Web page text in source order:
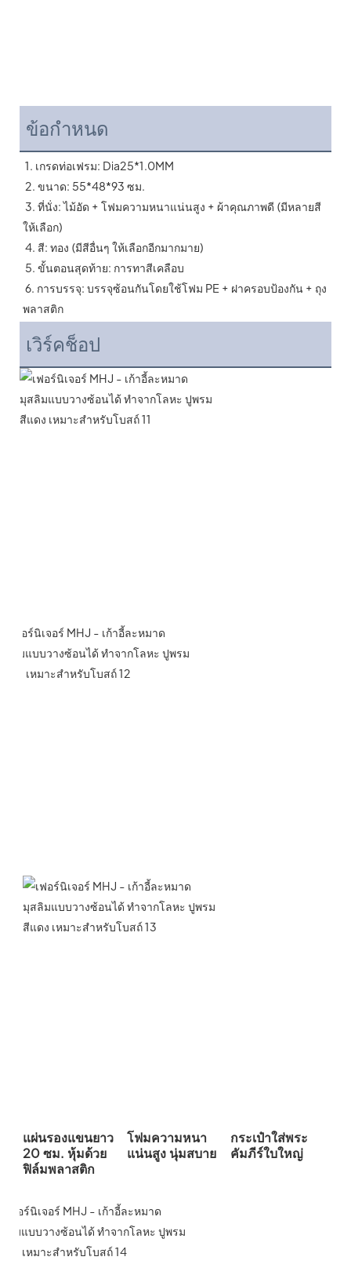
ข้อกำหนด
1. เกรดท่อเฟรม: Dia25*1.0MM
2. ขนาด: 55*48*93 ซม.
ให้เลือก)
4. สี: ทอง (มีสีอื่นๆ ให้เลือกอีกมากมาย)
5. ขั้นตอนสุดท้าย: การทาสีเคลือบ
พลาสติก
เวิร์คช็อป
แผ่นรองแขนยาว
20 ซม. หุ้มด้วย
ฟิล์มพลาสติก
โฟมความหนา
แน่นสูง นุ่มสบาย
กระเป๋าใส่พระ
คัมภีร์ใบใหญ่